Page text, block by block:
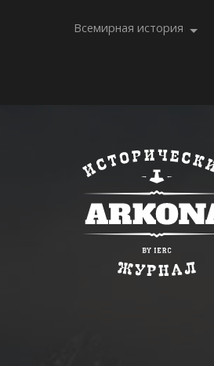
Всемирная история